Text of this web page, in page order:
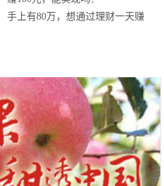
手上有80万，想通过理财一天赚